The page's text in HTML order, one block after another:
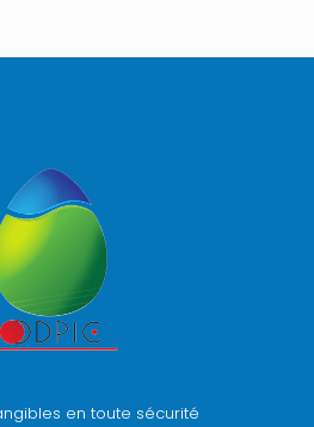
en toute sécurité